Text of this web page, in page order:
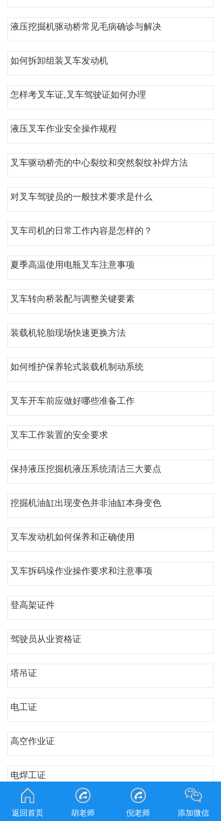
液压挖掘机驱动桥常见毛病确诊与解决
如何拆卸组装叉车发动机
怎样考叉车证,叉车驾驶证如何办理
液压叉车作业安全操作规程
叉车驱动桥壳的中心裂纹和突然裂纹补焊方法
对叉车驾驶员的一般技术要求是什么
叉车司机的日常工作内容是怎样的？
夏季高温使用电瓶叉车注意事项
叉车转向桥装配与调整关键要素
装载机轮胎现场快速更换方法
如何维护保养轮式装载机制动系统
叉车开车前应做好哪些准备工作
叉车工作装置的安全要求
保持液压挖掘机液压系统清洁三大要点
挖掘机油缸出现变色并非油缸本身变色
叉车发动机如何保养和正确使用
叉车拆码垛作业操作要求和注意事项
登高架证件
驾驶员从业资格证
塔吊证
电工证
高空作业证
电焊工证
质检叉车证
返回首页 胡老师 倪老师 添加微信